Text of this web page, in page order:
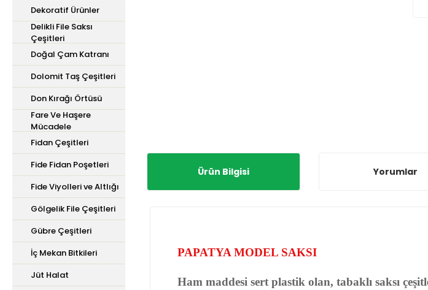
Dekoratif Ürünler
Delikli File Saksı
Çeşitleri
Doğal Çam Katranı
Dolomit Taş Çeşitleri
Don Kırağı Örtüsü
Fare Ve Haşere
Mücadele
Fidan Çeşitleri
Fide Fidan Poşetleri
Fide Viyolleri ve Altlığı
Gölgelik File Çeşitleri
Gübre Çeşitleri
İç Mekan Bitkileri
Jüt Halat
Ürün Bilgisi Yorumlar
PAPATYA MODEL SAKSI
Ham maddesi sert plastik olan, tabaklı saksı